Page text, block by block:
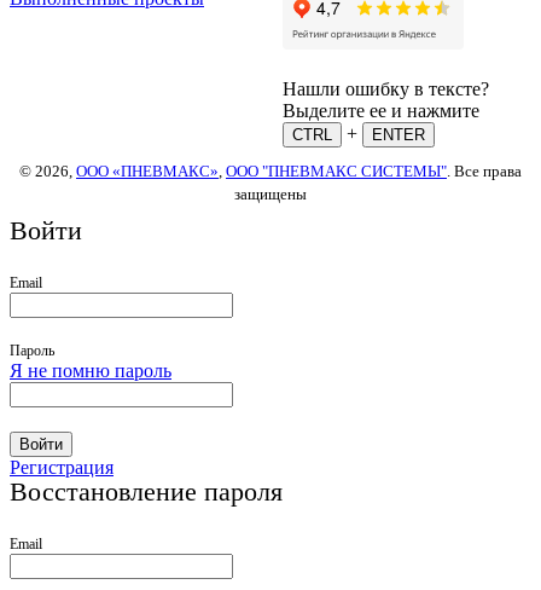
Нашли ошибку в тексте?
Выделите ее и нажмите
CTRL +
ENTER
© 2026, ООО «ПНЕВМАКС» ООО "ПНЕВМАКС СИСТЕМЫ" . Все права
защищены
Войти
Email
Пароль
Я не помню пароль
Войти
Регистрация
Восстановление пароля
Email